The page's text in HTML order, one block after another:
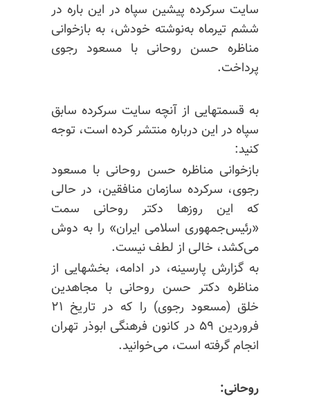
سایت سرکرده پیشین سپاه در این باره در
ششم تیرماه به‌نوشته خودش، به بازخوانی
مناظره حسن روحانی با مسعود رجوی
پرداخت.
به قسمتهایی از آنچه سایت سرکرده سابق
سپاه در این درباره منتشر کرده است، توجه
کنید:
بازخوانی مناظره حسن روحانی با مسعود
رجوی، سرکرده سازمان منافقین، در حالی
که این روزها دکتر روحانی سمت
«رئیس‌جمهوری اسلامی ایران» را به دوش
می‌کشد، خالی از لطف نیست.
به گزارش پارسینه، در ادامه، بخشهایی از
مناظره دکتر حسن روحانی با مجاهدین
خلق (مسعود رجوی) را که در تاریخ ۲۱
فروردین ۵۹ در کانون فرهنگی ابوذر تهران
انجام گرفته است، می‌خوانید.
روحانی: